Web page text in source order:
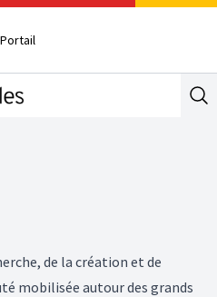
de la création et de
mobilisée autour des grands